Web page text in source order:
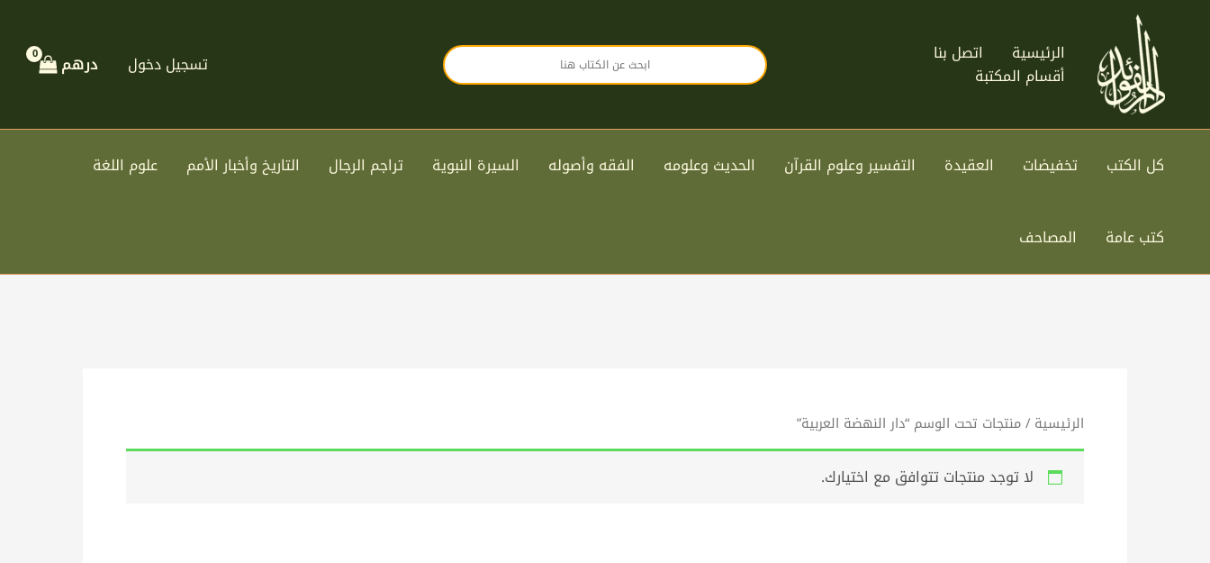
الرئيسية
اتصل بنا
أقسام المكتبة
تسجيل دخول درهم
كل الكتب تخفيضات العقيدة التفسير وعلوم القرآن الحديث وعلومه الفقه وأصوله السيرة النبوية تراجم الرجال التاريخ وأخبار الأمم علوم اللغة
كتب عامة المصاحف
الرئيسية / منتجات تحت الوسم “دار النهضة العربية”
لا توجد منتجات تتوافق مع اختيارك.